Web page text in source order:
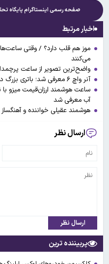
صفحه رسمی اینستاگرام پایگاه
اخبار مرتبط
موز هم قلب دارد؟ / وقتی
می‌کنند
واضح‌ترین تصویر از ساعت پرچمدار ۲۰۲۶ سامسونگ لو
آنر واچ ۶ معرفی شد؛ باتری بزرگ در بدنه ۱۰٫۸ میلی‌متری
ساعت هوشمند ارزان‌قیمت میزو با
آب معرفی شد
هوشمند عقیلی خواننده و
ارسال نظر
ارسال نظر
پربیننده ترین